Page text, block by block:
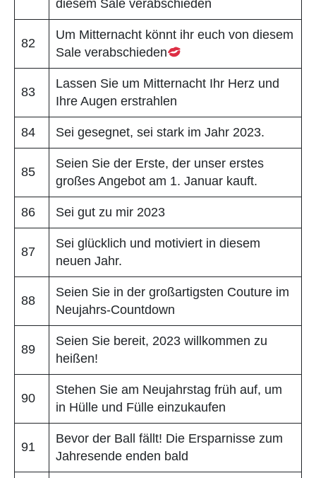
diesem Sale verabschieden
82
Um Mitternacht könnt ihr euch von diesem
Sale verabschieden
83
Lassen Sie um Mitternacht Ihr Herz und
Ihre Augen erstrahlen
84 Sei gesegnet, sei stark im Jahr 2023.
85
Seien Sie der Erste, der unser erstes
großes Angebot am 1. Januar kauft.
86 Sei gut zu mir 2023
87
Sei glücklich und motiviert in diesem
neuen Jahr.
88
Seien Sie in der großartigsten Couture im
Neujahrs-Countdown
89
Seien Sie bereit, 2023 willkommen zu
heißen!
90
Stehen Sie am Neujahrstag früh auf, um
in Hülle und Fülle einzukaufen
91
Bevor der Ball fällt! Die Ersparnisse zum
Jahresende enden bald